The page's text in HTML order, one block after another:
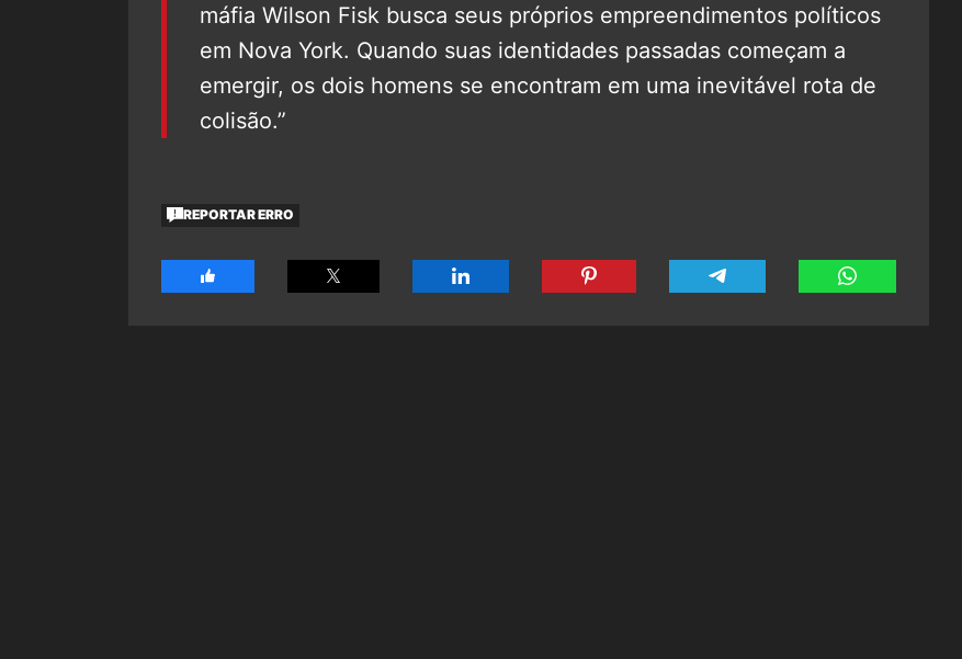
máfia Wilson Fisk busca seus próprios empreendimentos políticos
em Nova York. Quando suas identidades passadas começam a
emergir, os dois homens se encontram em uma inevitável rota de
colisão.”
REPORTAR ERRO